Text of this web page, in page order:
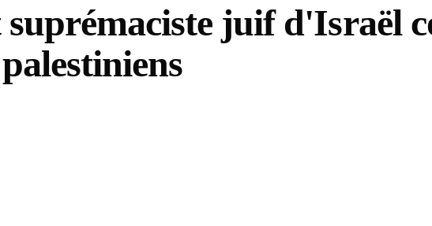
juif d'Israël